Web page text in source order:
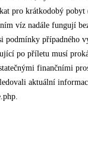
pro krátkodobý
víz nadále fungují
případného
po příletu musí
finančními
aktuální